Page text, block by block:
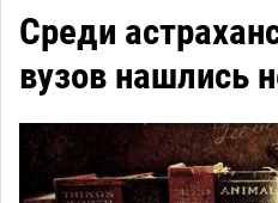
Среди
вузов нашлись